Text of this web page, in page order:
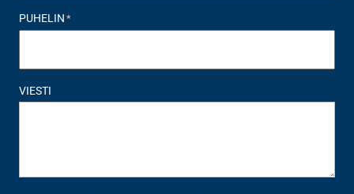
PUHELIN *
VIESTI